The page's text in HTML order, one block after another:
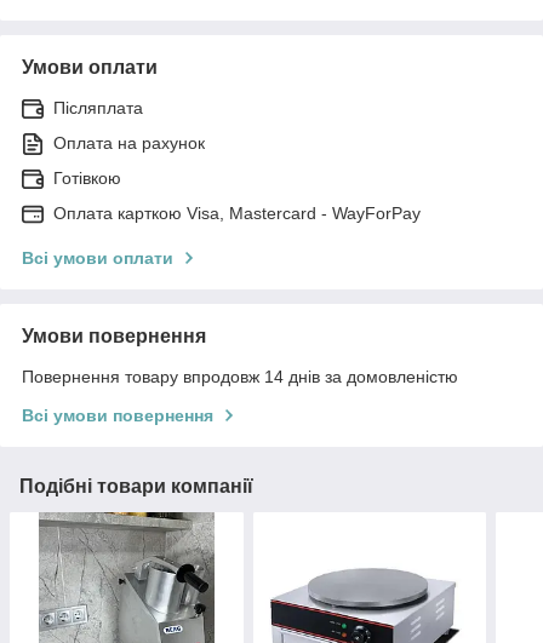
Умови оплати
Післяплата
Оплата на рахунок
Готівкою
Оплата карткою Visa, Mastercard - WayForPay
Всі умови оплати
Умови повернення
Повернення товару впродовж 14 днів за домовленістю
Всі умови повернення
Подібні товари компанії